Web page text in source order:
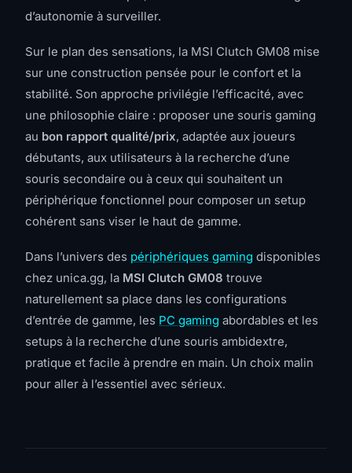
d’autonomie à surveiller.
Sur le plan des sensations, la MSI Clutch GM08 mise
sur une construction pensée pour le confort et la
stabilité. Son approche privilégie l’efficacité, avec
une philosophie claire : proposer une souris gaming
au bon rapport qualité/prix, adaptée aux joueurs
débutants, aux utilisateurs à la recherche d’une
souris secondaire ou à ceux qui souhaitent un
périphérique fonctionnel pour composer un setup
cohérent sans viser le haut de gamme.
Dans l’univers des périphériques gaming disponibles
chez unica.gg, la MSI Clutch GM08 trouve
naturellement sa place dans les configurations
d’entrée de gamme, les PC gaming abordables et les
setups à la recherche d’une souris ambidextre,
pratique et facile à prendre en main. Un choix malin
pour aller à l’essentiel avec sérieux.